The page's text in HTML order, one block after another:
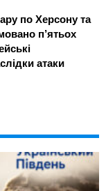
по Херсону та
п’ятьох
атаки